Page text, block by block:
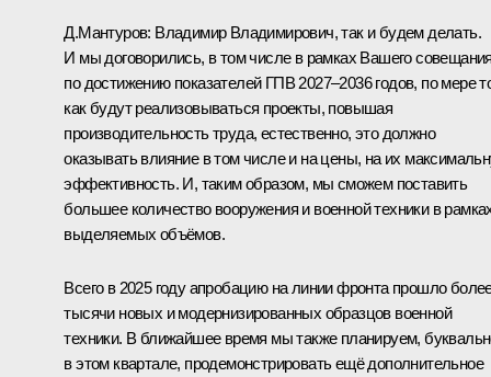
Д.Мантуров: Владимир Владимирович, так и будем делать.
И мы договорились, в том числе в рамках Вашего
по достижению показателей ГПВ 2027–2036 годов, по мере
как будут реализовываться проекты, повышая
производительность труда, естественно, это должно
оказывать влияние в том числе и на цены, на их
эффективность. И, таким образом, мы сможем поставить
большее количество вооружения и военной техники в
выделяемых объёмов.
Всего в 2025 году апробацию на линии фронта прошло
тысячи новых и модернизированных образцов военной
техники. В ближайшее время мы также планируем,
в этом квартале, продемонстрировать ещё дополнительное